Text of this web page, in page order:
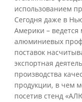
использованием
Сегодня даже в
Америки – ведется
алюминиевых
поставок
экспортная
производства
продукции, в чем
посетив стенд